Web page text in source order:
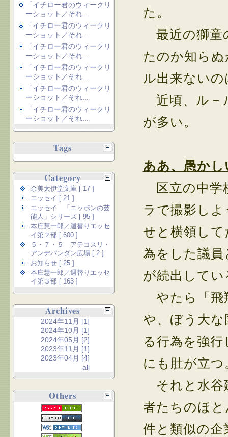
た。
最近の獅童
たのか知ら
ル出来ない
近頃、ル－
が多い。
ああ、愚か
区立の中学
ラで撮影し
せと横領し
為をした議
が続出してい
やたら「飛
や、ぼう大
る行為を強
にも肚が立つ
それと水谷
者たちのほ
件と類似の
「イチロー君のウィークリ
ーショット／それ...
「イチロー君のウィークリ
ーショット／それ...
「イチロー君のウィークリ
ーショット／それ...
「イチロー君のウィークリ
ーショット／それ...
「イチロー君のウィークリ
ーショット／それ...
「イチロー君のウィークリ
ーショット／それ...
Tags
Category
余美太伊堂文庫 [ 17 ]
エッセイ [ 21 ]
エッセイ 「ニッポンの芸
能人」シリーズ [ 95 ]
本庄慧一郎／週替りエッセ
イ第２部 [ 600 ]
５・７・５ アテコスリ・
アンデパンダン広場 [ 2 ]
お知らせ [ 25 ]
本庄慧一郎／週替りエッセ
イ第３部 [ 163 ]
Archives
2024年11月 [1]
2024年10月 [1]
2024年05月 [2]
2023年11月 [1]
2023年04月 [4]
all
Others